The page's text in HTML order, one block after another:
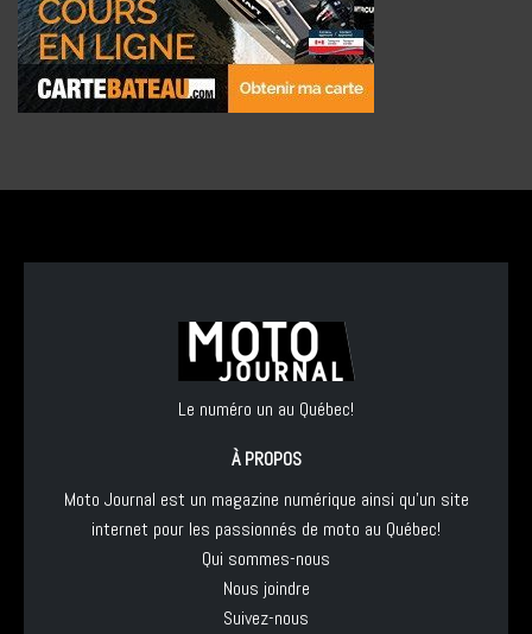
Le numéro un au Québec!
À PROPOS
Moto Journal est un magazine numérique ainsi qu'un site
internet pour les passionnés de moto au Québec!
Qui sommes-nous
Nous joindre
Suivez-nous